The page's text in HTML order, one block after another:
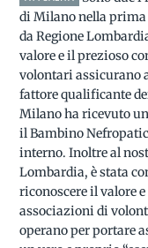
di Milano nella
da Regione
valore e il prezioso
volontari assicurano
fattore qualificante
Milano ha ricevuto
il Bambino
interno. Inoltre al
Lombardia, è stata
riconoscere il valore
associazioni di
operano per portare